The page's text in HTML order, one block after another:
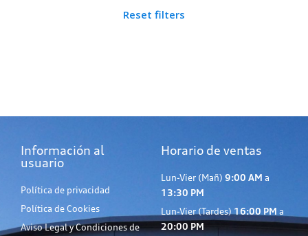
Reset filters
Información al
usuario
Política de privacidad
Política de Cookies
Aviso Legal y Condiciones de
Horario de ventas
Lun-Vier (Mañ) 9:00 AM a
13:30 PM
Lun-Vier (Tardes) 16:00 PM a
20:00 PM